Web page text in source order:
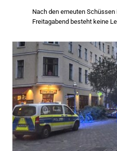
Nach den erneuten Schüssen
Freitagabend besteht keine